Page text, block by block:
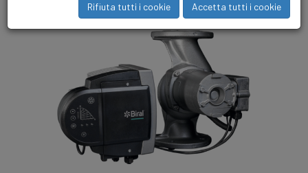
Rifiuta tutti i cookie Accetta tutti i cookie